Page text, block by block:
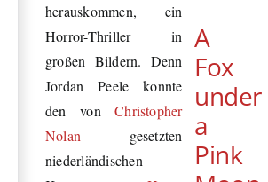
herauskommen, ein
Horror-Thriller in
großen Bildern. Denn
Jordan Peele konnte
den vonChristopher
Nolan gesetzten
niederländischen
A
Fox
under
a
Pink